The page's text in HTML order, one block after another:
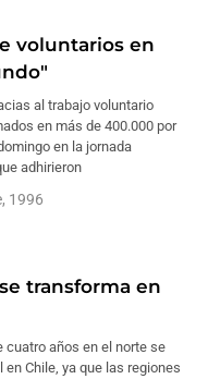
voluntarios en
al trabajo voluntario
en más de 400.000 por
en la jornada
adhirieron
1996
transforma en
cuatro años en el norte se
Chile, ya que las regiones